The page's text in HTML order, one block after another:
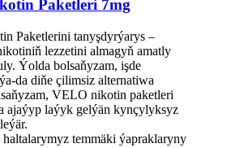
Paketleri 7mg
Paketlerini tanyşdyrýarys –
lezzetini almagyň amatly
Ýolda bolsaňyzam, işde
da diňe çilimsiz alternatiwa
VELO nikotin paketleri
ajaýyp laýyk gelýän kynçylyksyz
temmäki ýapraklaryny